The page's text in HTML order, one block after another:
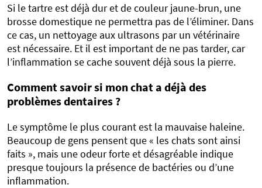
Si le tartre est déjà dur et de couleur jaune-brun, une
brosse domestique ne permettra pas de l’éliminer. Dans
ce cas, un nettoyage aux ultrasons par un vétérinaire
est nécessaire. Et il est important de ne pas tarder, car
l’inflammation se cache souvent déjà sous la pierre.
Comment savoir si mon chat a déjà des
problèmes dentaires ?
Le symptôme le plus courant est la mauvaise haleine.
Beaucoup de gens pensent que « les chats sont ainsi
faits », mais une odeur forte et désagréable indique
presque toujours la présence de bactéries ou d’une
inflammation.